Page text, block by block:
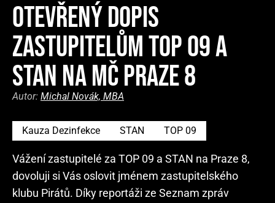
OTEVŘENÝ DOPIS
ZASTUPITELŮM TOP 09 A
STAN NA MČ PRAZE 8
Autor: Michal Novák, MBA
Kauza Dezinfekce STAN TOP 09
Vážení zastupitelé za TOP 09 a STAN na Praze 8,
dovoluji si Vás oslovit jménem zastupitelského
klubu Pirátů. Díky reportáži ze Seznam zpráv